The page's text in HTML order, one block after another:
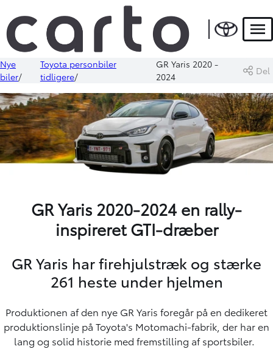
Nye
biler
Toyota personbiler
tidligere
GR Yaris 2020 -
2024
Del
GR Yaris 2020-2024 en rally-
inspireret GTI-dræber
GR Yaris har firehjulstræk og stærke
261 heste under hjelmen
Produktionen af den nye GR Yaris foregår på en dedikeret
produktionslinje på Toyota's Motomachi-fabrik, der har en
lang og solid historie med fremstilling af sportsbiler.